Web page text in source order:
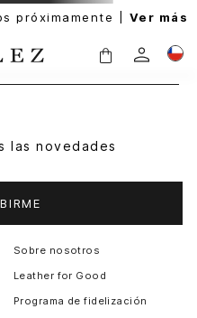
próximamente | Ver más
las novedades
Sobre nosotros
Leather for Good
Programa de fidelización